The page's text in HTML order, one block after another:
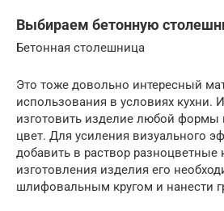
Выбираем бетонную
Бетонная столешница
Это тоже довольно интересный
использования в условиях кухни.
изготовить изделие любой формы
цвет. Для усиления визуального
добавить в раствор
изготовления изделия его
шлифовальным кругом и нанести